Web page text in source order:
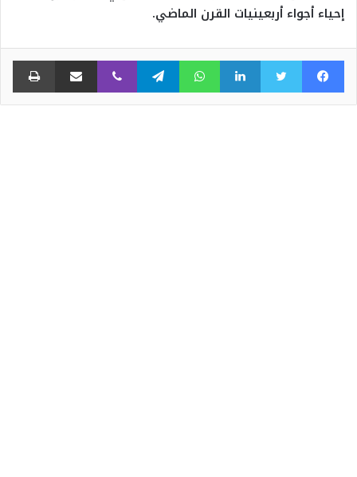
إحياء أجواء أربعينيات القرن الماضي.
فيسبوكتويتر لينكدإنواتساب تيلقرام ڤايبر مشاركة عبر البريد